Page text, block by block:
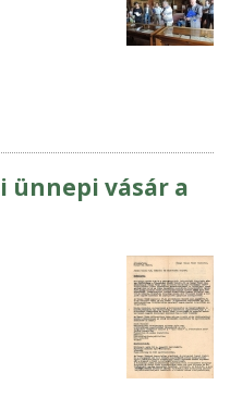
ünnepi vásár a